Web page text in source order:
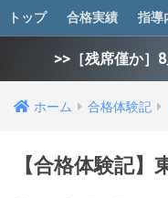
トップ 合格実績 指導
>>［残席僅か］
ホーム 合格体験記
【合格体験記】